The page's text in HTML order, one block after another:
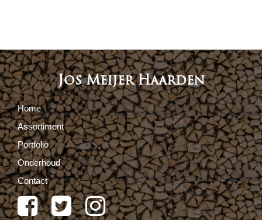
Jos Meijer Haarden
Home
Assortiment
Portfolio
Onderhoud
Contact